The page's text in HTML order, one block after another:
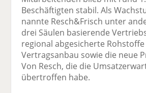
Beschäftigten stabil. Als
nannte Resch&Frisch unter
drei Säulen basierende
regional abgesicherte
Vertragsanbau sowie die neue
Von Resch, die die
übertroffen habe.